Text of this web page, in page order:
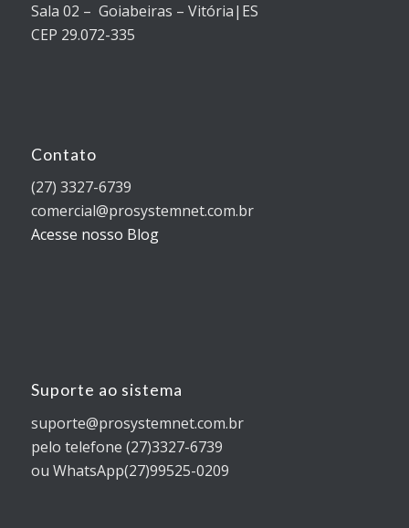
Sala 02 – Goiabeiras – Vitória|ES
CEP 29.072-335
Contato
(27) 3327-6739
comercial@prosystemnet.com.br
Acesse nosso Blog
Suporte ao sistema
suporte@prosystemnet.com.br
pelo telefone (27)3327-6739
ou WhatsApp(27)99525-0209